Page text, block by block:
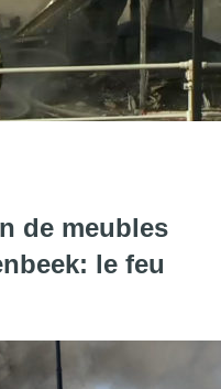
sur les quais à
de meubles
le feu